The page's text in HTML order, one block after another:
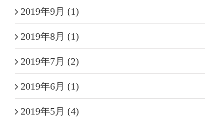
2019年9月 (1)
2019年8月 (1)
2019年7月 (2)
2019年6月 (1)
2019年5月 (4)